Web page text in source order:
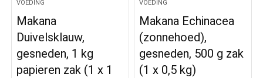
VOEDING
Makana
Duivelsklauw,
gesneden, 1 kg
papieren zak (1 x 1
VOEDING
Makana Echinacea
(zonnehoed),
gesneden, 500 g zak
(1 x 0,5 kg)